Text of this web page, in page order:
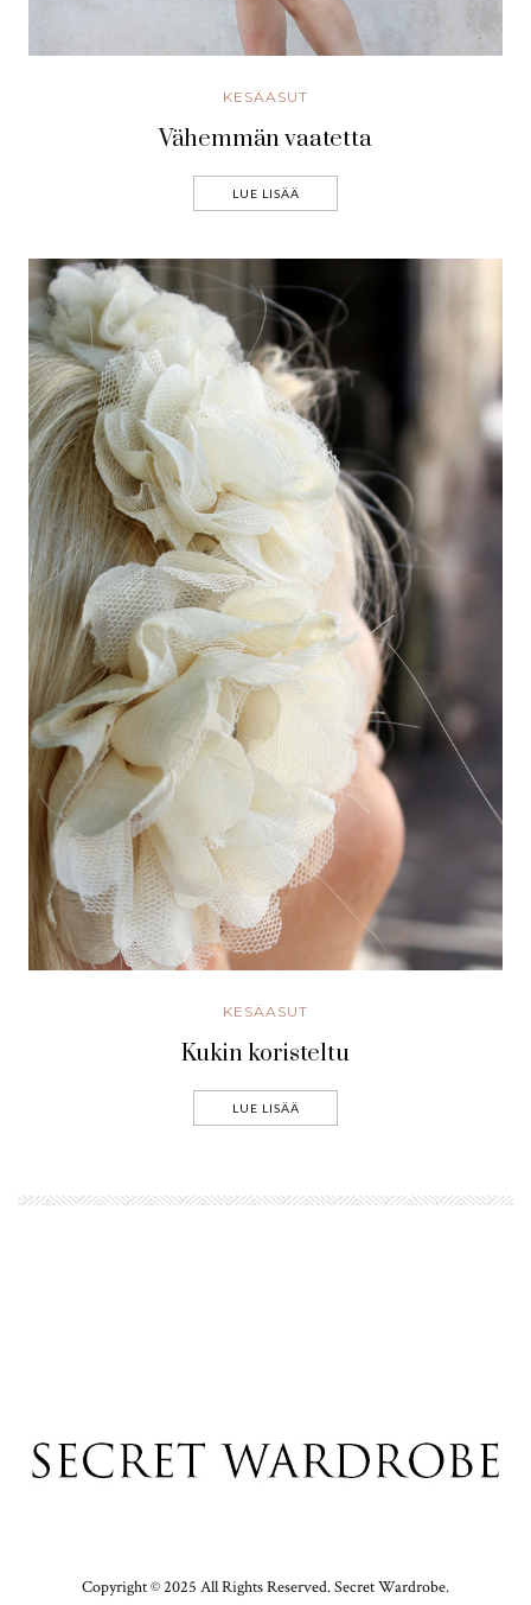
KESÄASUT
Vähemmän vaatetta
LUE LISÄÄ
KESÄASUT
Kukin koristeltu
LUE LISÄÄ
Copyright © 2025 All Rights Reserved. Secret Wardrobe.